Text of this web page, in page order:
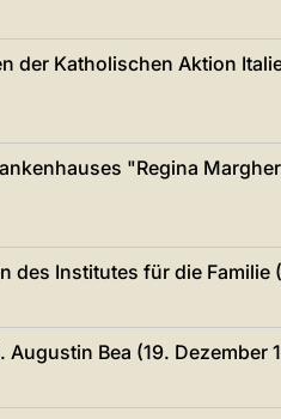
der Katholischen Aktion
"Regina
des Institutes für die Familie
Bea (19. Dezember